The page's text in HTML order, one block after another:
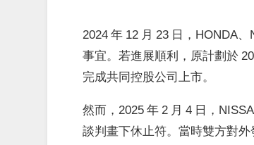
2024 年 12 月 23 日，HONDA
事宜。若進展順利，原計劃於
完成共同控股公司上市。
然而，2025 年 2 月 4 日，
談判畫下休止符。當時雙方對